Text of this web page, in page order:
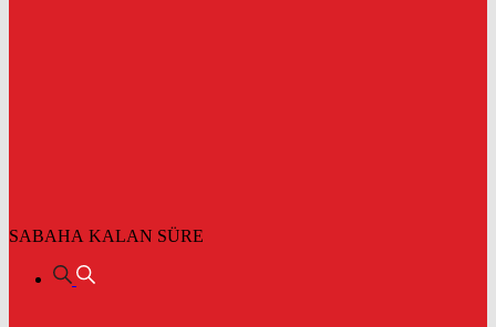
SABAHA KALAN SÜRE